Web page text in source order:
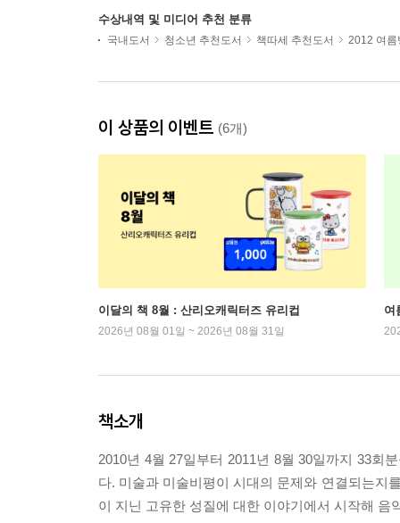
수상내역 및 미디어 추천 분류
국내도서 청소년 추천도서 책따세 추천도서 2012 여름
이 상품의 이벤트 (6개)
이달의 책 8월 : 산리오캐릭터즈 유리컵
2026년 08월 01일 ~ 2026년 08월 31일
여
책소개
2010년 4월 27일부터 2011년 8월 30일까지 33회
다. 미술과 미술비평이 시대의 문제와 연결되는지
이 지닌 고유한 성질에 대한 이야기에서 시작해